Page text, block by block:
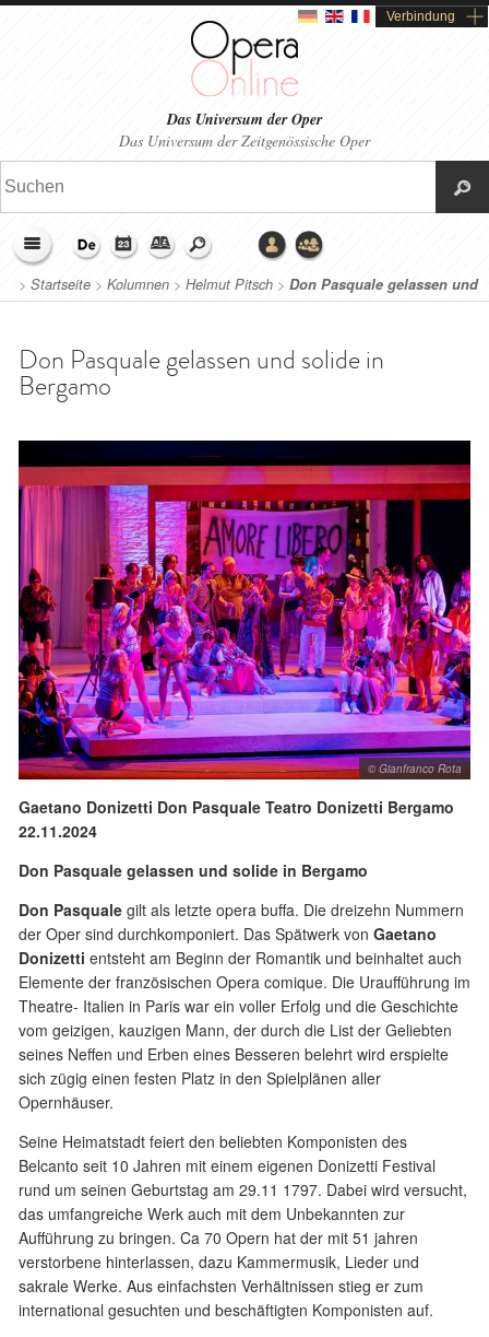
Verbindung
Das Universum der Oper
Das Universum der Zeitgenössische Oper
> Startseite > Kolumnen > Helmut Pitsch > Don Pasquale gelassen und
solide in Bergamo
Don Pasquale gelassen und solide in
Bergamo
© Gianfranco Rota
Gaetano Donizetti Don Pasquale Teatro Donizetti Bergamo
22.11.2024
Don Pasquale gelassen und solide in Bergamo
Don Pasquale gilt als letzte opera buffa. Die dreizehn Nummern
der Oper sind durchkomponiert. Das Spätwerk von Gaetano
Donizetti entsteht am Beginn der Romantik und beinhaltet auch
Elemente der französischen Opera comique. Die Uraufführung im
Theatre- Italien in Paris war ein voller Erfolg und die Geschichte
vom geizigen, kauzigen Mann, der durch die List der Geliebten
seines Neffen und Erben eines Besseren belehrt wird erspielte
sich zügig einen festen Platz in den Spielplänen aller
Opernhäuser.
Seine Heimatstadt feiert den beliebten Komponisten des
Belcanto seit 10 Jahren mit einem eigenen Donizetti Festival
rund um seinen Geburtstag am 29.11 1797. Dabei wird versucht,
das umfangreiche Werk auch mit dem Unbekannten zur
Aufführung zu bringen. Ca 70 Opern hat der mit 51 jahren
verstorbene hinterlassen, dazu Kammermusik, Lieder und
sakrale Werke. Aus einfachsten Verhältnissen stieg er zum
international gesuchten und beschäftigten Komponisten auf.